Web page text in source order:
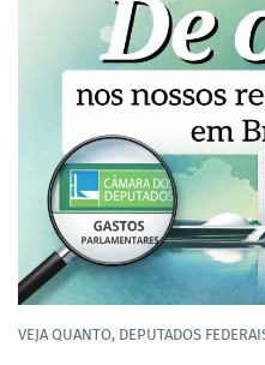
VEJA QUANTO, DEPUTADOS